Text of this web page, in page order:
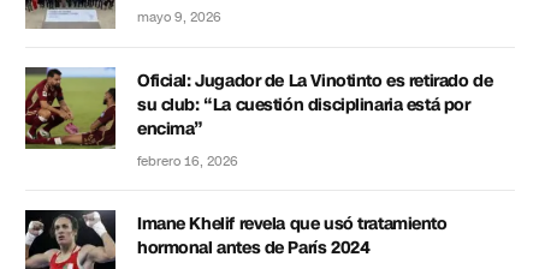
mayo 9, 2026
Oficial: Jugador de La Vinotinto es retirado de
su club: “La cuestión disciplinaria está por
encima”
febrero 16, 2026
Imane Khelif revela que usó tratamiento
hormonal antes de París 2024